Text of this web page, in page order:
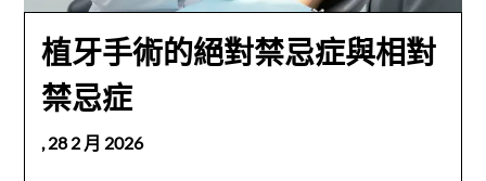
植牙手術的絕對禁忌症與相對
禁忌症
,28 2 月 2026